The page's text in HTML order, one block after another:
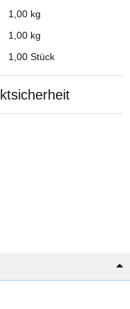
1,00 kg
1,00 kg
1,00 Stück